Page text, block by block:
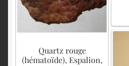
Quartz rouge
(hématoïde), Espalion,